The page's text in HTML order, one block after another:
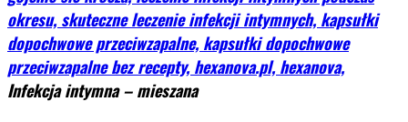
Infekcja intymna – mieszana